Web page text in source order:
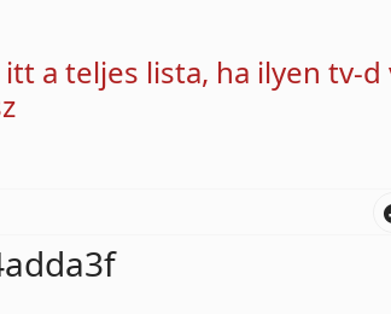
a teljes lista, ha ilyen tv-d